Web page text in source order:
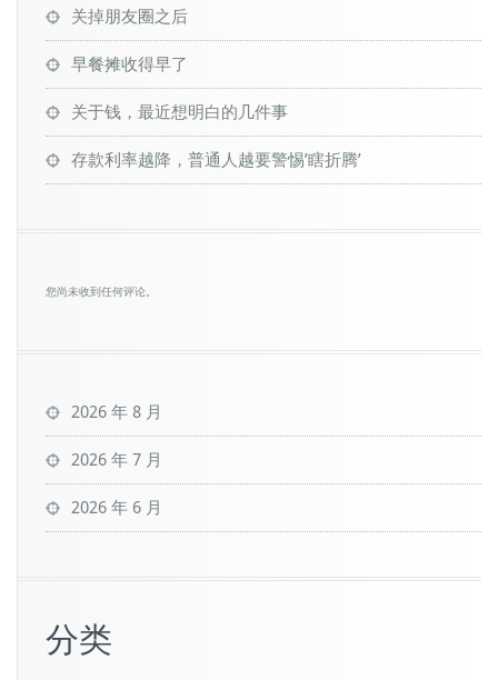
关掉朋友圈之后
早餐摊收得早了
关于钱，最近想明白的几件事
存款利率越降，普通人越要警惕’瞎折腾’
您尚未收到任何评论。
2026 年 8 月
2026 年 7 月
2026 年 6 月
分类